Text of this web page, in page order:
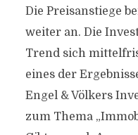
Die Preisanstiege
weiter an. Die
Trend sich
eines der
Engel & Völkers
zum Thema